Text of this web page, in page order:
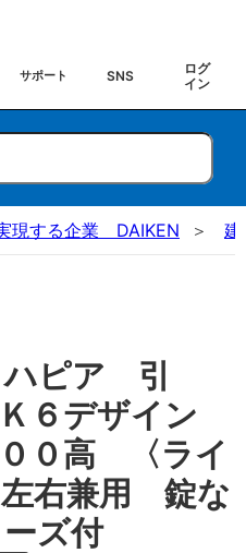
サポート SNS
ログ
イン
現する企業 DAIKEN 建
ピア 引
６デザイン
０高 〈ライ
右兼用 錠な
ズ付